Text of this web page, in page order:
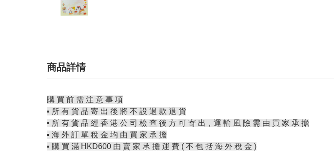
商品詳情
購 買 前 需 注 意 事 項
▪️ 所 有 貨 品 寄 出 後 將 不 設 退 款 退 貨
▪️ 所 有 貨 品 經 香 港 公 司 檢 查 後 方 可 寄 出，運 輸 風 險 需 由 買 家 承 擔
▪️ 海 外 訂 單 稅 金 均 由 買 家 承 擔
▪️ 購 買 滿 HKD600 由 賣 家 承 擔 運 費 ( 不 包 括 海 外 稅 金 )